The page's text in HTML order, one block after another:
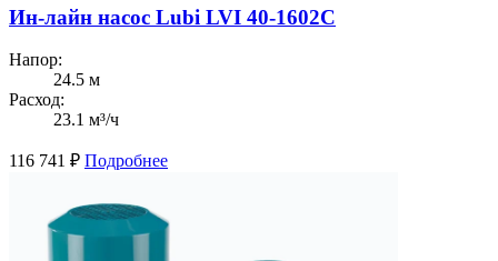
Ин-лайн насос Lubi LVI 40-1602C
Напор:
24.5 м
Расход:
23.1 м³/ч
116 741 ₽ Подробнее